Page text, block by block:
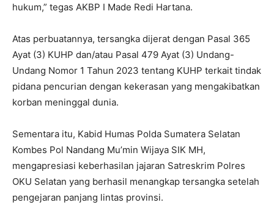
hukum,” tegas AKBP I Made Redi Hartana.
Atas perbuatannya, tersangka dijerat dengan Pasal 365
Ayat (3) KUHP dan/atau Pasal 479 Ayat (3) Undang-
Undang Nomor 1 Tahun 2023 tentang KUHP terkait tindak
pidana pencurian dengan kekerasan yang mengakibatkan
korban meninggal dunia.
Sementara itu, Kabid Humas Polda Sumatera Selatan
Kombes Pol Nandang Mu’min Wijaya SIK MH,
mengapresiasi keberhasilan jajaran Satreskrim Polres
OKU Selatan yang berhasil menangkap tersangka setelah
pengejaran panjang lintas provinsi.